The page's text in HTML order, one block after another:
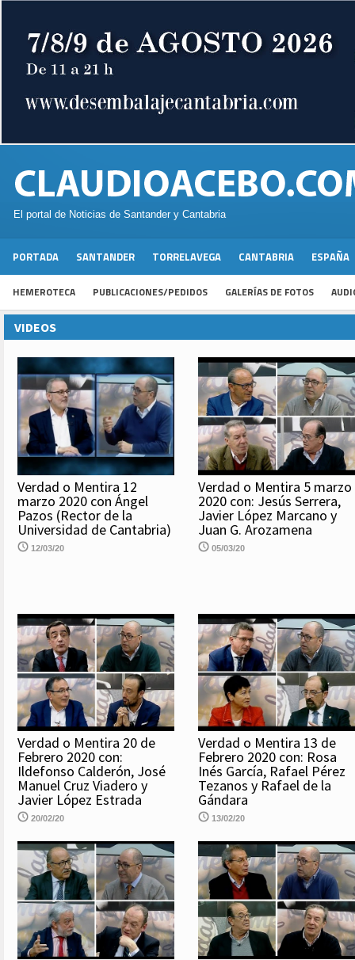
El portal de Noticias de Santander y Cantabria
PORTADA SANTANDER TORRELAVEGA CANTABRIA ESPAÑA
HEMEROTECA PUBLICACIONES/PEDIDOS GALERÍAS DE FOTOS
VIDEOS
Verdad o Mentira 12
marzo 2020 con Ángel
Pazos (Rector de la
Universidad de Cantabria)
12/03/20
Verdad o Mentira 5 marzo
2020 con: Jesús Serrera,
Javier López Marcano y
Juan G. Arozamena
05/03/20
Verdad o Mentira 20 de
Febrero 2020 con:
Ildefonso Calderón, José
Manuel Cruz Viadero y
Javier López Estrada
20/02/20
Verdad o Mentira 13 de
Febrero 2020 con: Rosa
Inés García, Rafael Pérez
Tezanos y Rafael de la
Gándara
13/02/20